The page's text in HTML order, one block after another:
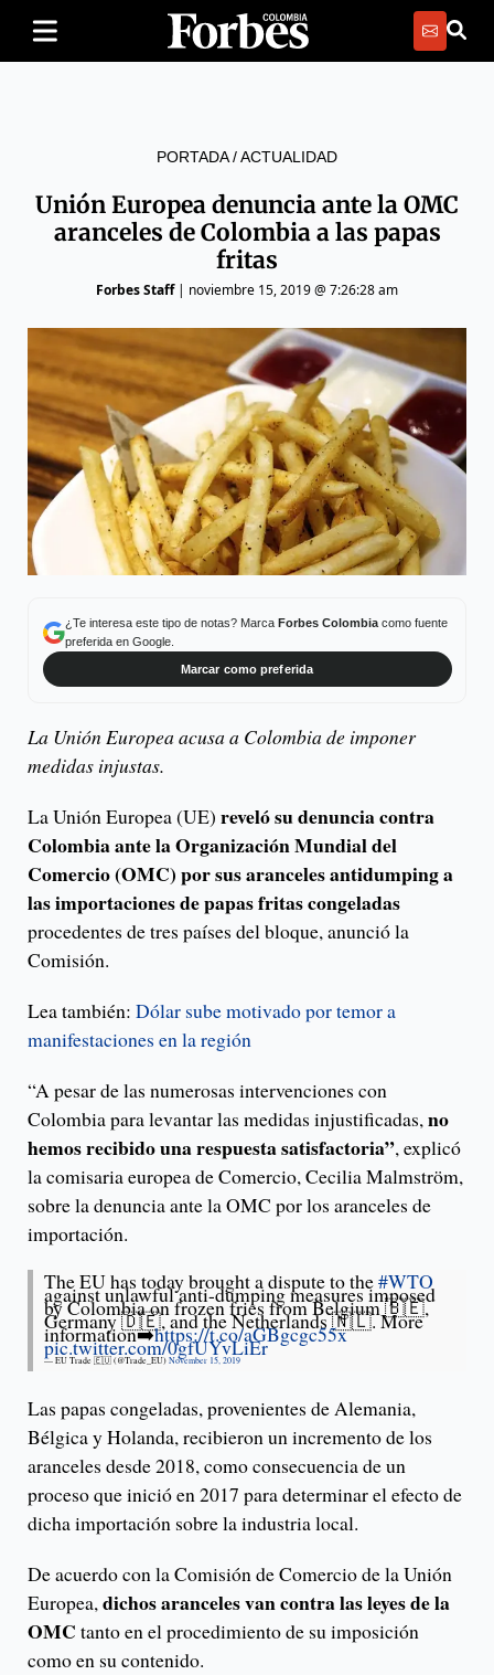
PORTADA/ACTUALIDAD
Unión Europea denuncia ante la OMC
aranceles de Colombia a las papas
fritas
Forbes Staff| noviembre 15, 2019 @ 7:26:28 am
¿Te interesa este tipo de notas? Marca Forbes Colombiacomo fuente
preferida en Google.
Marcar como preferida
La Unión Europea acusa a Colombia de imponer
medidas injustas.
La Unión Europea (UE) reveló su denuncia contra
Colombia ante la Organización Mundial del
Comercio (OMC) por sus aranceles antidumping a
las importaciones de papas fritas congeladas
procedentes de tres países del bloque, anunció la
Comisión.
Lea también: Dólar sube motivado por temor a
manifestaciones en la región
“A pesar de las numerosas intervenciones con
Colombia para levantar las medidas injustificadas,no
hemos recibido una respuesta satisfactoria”, explicó
la comisaria europea de Comercio, Cecilia Malmström,
sobre la denuncia ante la OMC por los aranceles de
importación.
The EU has today brought a dispute to the#WTO
against unlawful anti-dumping measures imposed
by Colombia on frozen fries from Belgium 🇧🇪,
Germany 🇩🇪, and the Netherlands 🇳🇱. More
information➡️https://t.co/aGBgcgc55x
pic.twitter.com/0gfUYvLiEr
— EU Trade 🇪🇺 (@Trade_EU) November 15, 2019
Las papas congeladas, provenientes de Alemania,
Bélgica y Holanda, recibieron un incremento de los
aranceles desde 2018, como consecuencia de un
proceso que inició en 2017 para determinar el efecto de
dicha importación sobre la industria local.
De acuerdo con la Comisión de Comercio de la Unión
Europea,dichos aranceles van contra las leyes de la
OMC tanto en el procedimiento de su imposición
como en su contenido.